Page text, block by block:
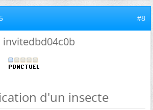
#8
invitedbd04c0b
d'un insecte